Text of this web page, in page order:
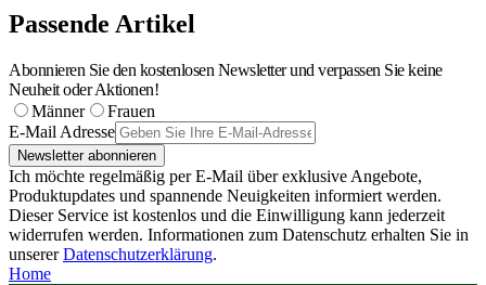
Passende Artikel
Abonnieren Sie den kostenlosen Newsletter und verpassen Sie keine
Neuheit oder Aktionen!
Männer
Frauen
E-Mail Adresse
Newsletter abonnieren
Ich möchte regelmäßig per E-Mail über exklusive Angebote,
Produktupdates und spannende Neuigkeiten informiert werden.
Dieser Service ist kostenlos und die Einwilligung kann jederzeit
widerrufen werden. Informationen zum Datenschutz erhalten Sie in
unsererDatenschutzerklärung.
Home